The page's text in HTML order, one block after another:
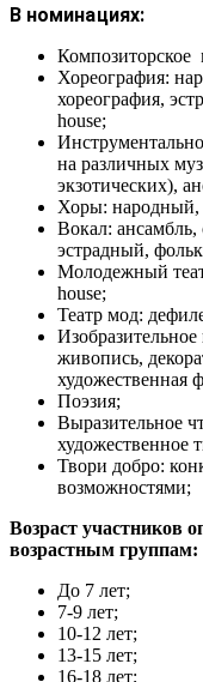
В номинациях:
Композиторское
Хореография:
хореография,
house;
на различных
экзотических),
Хоры: народный,
Вокал:
эстрадный,
Молодежный
house;
Театр мод:
живопись,
художественная
Поэзия;
Выразительное
художественное
Твори добро:
возможностями;
Возраст участников
возрастным группам:
До 7 лет;
7-9 лет;
10-12 лет;
13-15 лет;
16-18 лет;